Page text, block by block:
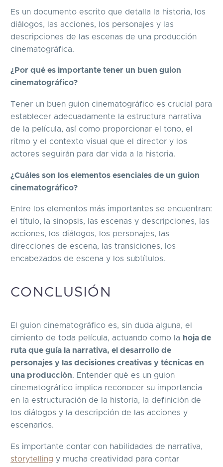
Es un documento escrito que detalla la historia, los
diálogos, las acciones, los personajes y las
descripciones de las escenas de una producción
cinematográfica.
¿Por qué es importante tener un buen guion
cinematográfico?
Tener un buen guion cinematográfico es crucial para
establecer adecuadamente la estructura narrativa
de la película, así como proporcionar el tono, el
ritmo y el contexto visual que el director y los
actores seguirán para dar vida a la historia.
¿Cuáles son los elementos esenciales de un guion
cinematográfico?
Entre los elementos más importantes se encuentran:
el título, la sinopsis, las escenas y descripciones, las
acciones, los diálogos, los personajes, las
direcciones de escena, las transiciones, los
encabezados de escena y los subtítulos.
CONCLUSIÓN
El guion cinematográfico es, sin duda alguna, el
cimiento de toda película, actuando como la hoja de
ruta que guía la narrativa, el desarrollo de
personajes y las decisiones creativas y técnicas en
una producción. Entender qué es un guion
cinematográfico implica reconocer su importancia
en la estructuración de la historia, la definición de
los diálogos y la descripción de las acciones y
escenarios.
Es importante contar con habilidades de narrativa,
storytelling y mucha creatividad para contar